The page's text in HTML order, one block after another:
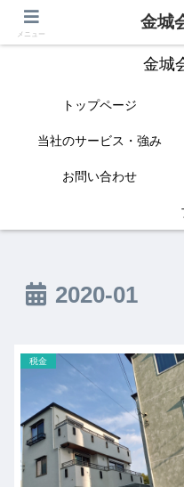
IT(クラウド会計)
金城
トップページ
当社のサービス・強み
お問い合わせ
2020-01
税金
メニュー
金城